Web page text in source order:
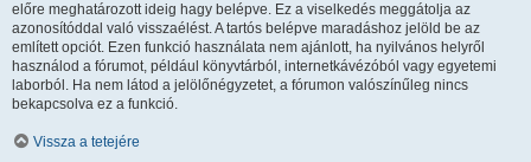
előre meghatározott ideig hagy belépve. Ez a viselkedés meggátolja az
azonosítóddal való visszaélést. A tartós belépve maradáshoz jelöld be az
említett opciót. Ezen funkció használata nem ajánlott, ha nyilvános helyről
használod a fórumot, például könyvtárból, internetkávézóból vagy egyetemi
laborból. Ha nem látod a jelölőnégyzetet, a fórumon valószínűleg nincs
bekapcsolva ez a funkció.
Vissza a tetejére